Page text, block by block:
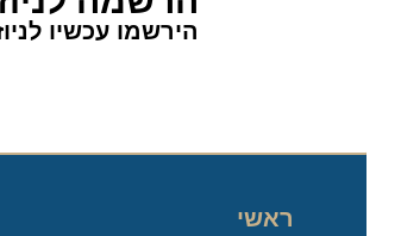
הירשמו עכשיו
ראשי